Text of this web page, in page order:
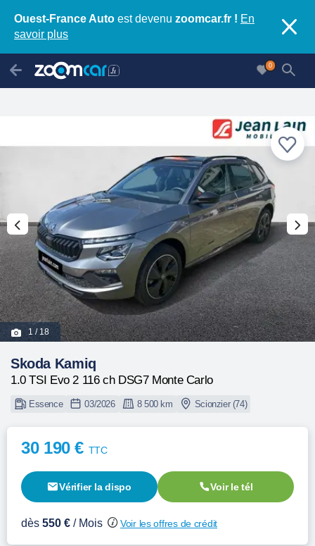
Ouest-France Auto est devenu zoomcar.fr ! En
savoir plus
0
1 / 18
Skoda Kamiq
1.0 TSI Evo 2 116 ch DSG7 Monte Carlo
Essence 03/2026 8 500 km Scionzier (74)
30 190 € TTC
Vérifier la dispo Voir le tél
dès 550 € / Mois Voir les offres de crédit